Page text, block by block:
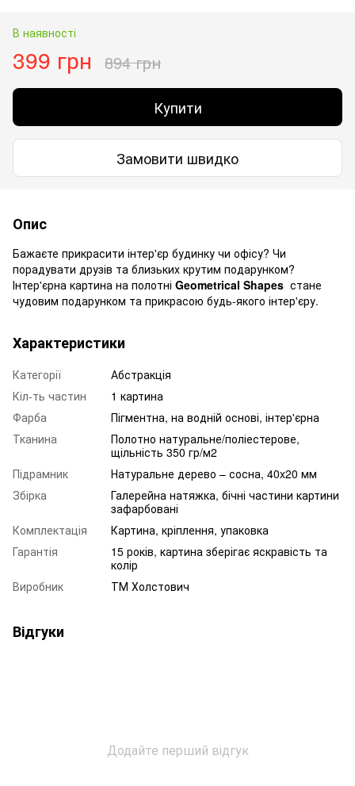
В наявності
399 грн 894 грн
Купити
Замовити швидко
Опис
Бажаєте прикрасити інтер'єр будинку чи офісу? Чи
порадувати друзів та близьких крутим подарунком?
Інтер'єрна картина на полотні Geometrical Shapes стане
чудовим подарунком та прикрасою будь-якого інтер'єру.
Характеристики
Категорії
Абстракція
Кіл-ть частин
1 картина
Фарба
Пігментна, на водній основі, інтер'єрна
Тканина
Полотно натуральне/поліестерове,
щільність 350 гр/м2
Підрамник
Натуральне дерево – сосна, 40x20 мм
Збірка
Галерейна натяжка, бічні частини картини
зафарбовані
Комплектація
Картина, кріплення, упаковка
Гарантія
15 років, картина зберігає яскравість та
колір
Виробник
ТМ Холстович
Відгуки
Додайте перший відгук